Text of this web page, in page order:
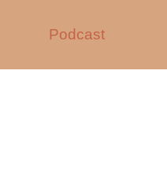
Podcast